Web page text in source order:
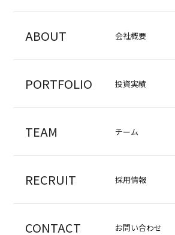
ABOUT 会社概要
PORTFOLIO 投資実績
TEAM チーム
RECRUIT 採用情報
CONTACT お問い合わせ